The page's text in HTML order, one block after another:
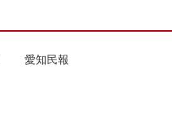
愛知民報